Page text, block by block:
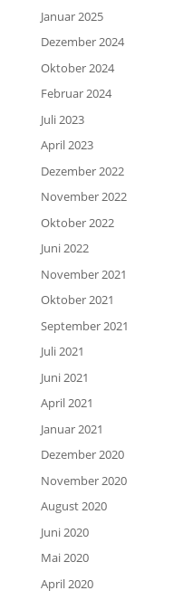
Januar 2025
Dezember 2024
Oktober 2024
Februar 2024
Juli 2023
April 2023
Dezember 2022
November 2022
Oktober 2022
Juni 2022
November 2021
Oktober 2021
September 2021
Juli 2021
Juni 2021
April 2021
Januar 2021
Dezember 2020
November 2020
August 2020
Juni 2020
Mai 2020
April 2020